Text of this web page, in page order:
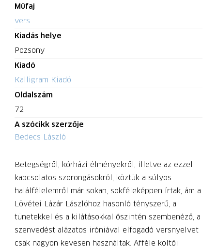
Műfaj
vers
Kiadás helye
Pozsony
Kiadó
Kalligram Kiadó
Oldalszám
72
A szócikk szerzője
Bedecs László
Betegségről, kórházi élményekről, illetve az ezzel
kapcsolatos szorongásokról, köztük a súlyos
halálfélelemről már sokan, sokféleképpen írtak, ám a
Lövétei Lázár Lászlóhoz hasonló tényszerű, a
tünetekkel és a kilátásokkal őszintén szembenéző, a
szenvedést alázatos iróniával elfogadó versnyelvet
csak nagyon kevesen használtak. Afféle költői